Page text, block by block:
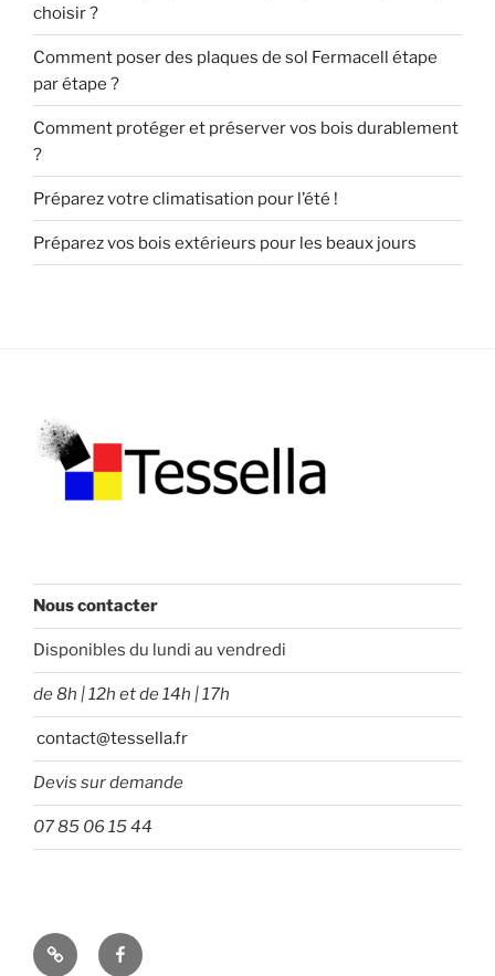
choisir ?
Comment poser des plaques de sol Fermacell étape
par étape ?
Comment protéger et préserver vos bois durablement
?
Préparez votre climatisation pour l’été !
Préparez vos bois extérieurs pour les beaux jours
Nous contacter
Disponibles du lundi au vendredi
de 8h | 12h et de 14h | 17h
contact@tessella.fr
Devis sur demande
07 85 06 15 44
Tessella Facebook